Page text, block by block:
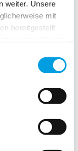
weiter. Unsere
mit
bereitgestellt